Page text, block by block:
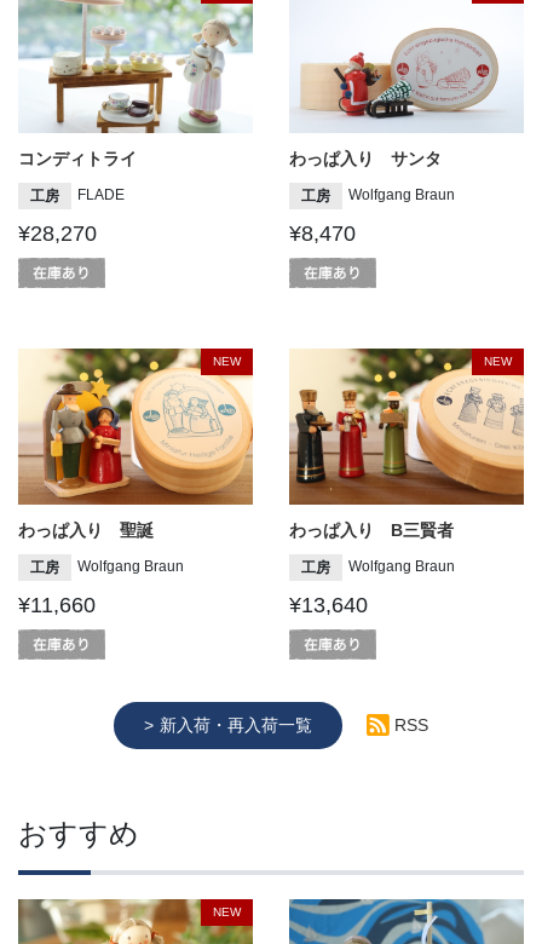
コンディトライ
工房 FLADE
¥28,270
わっぱ入り サンタ
工房 Wolfgang Braun
¥8,470
NEW
わっぱ入り 聖誕
工房 Wolfgang Braun
¥11,660
NEW
わっぱ入り B三賢者
工房 Wolfgang Braun
¥13,640
新入荷・再入荷一覧 RSS
おすすめ
NEW